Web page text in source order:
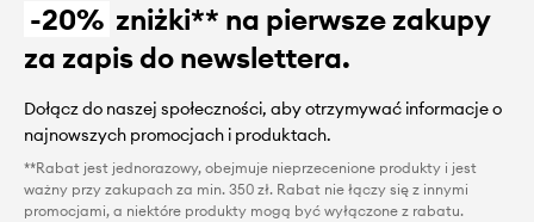
-20% zniżki** na pierwsze zakupy
za zapis do newslettera.
Dołącz do naszej społeczności, aby otrzymywać informacje o
najnowszych promocjach i produktach.
**Rabat jest jednorazowy, obejmuje nieprzecenione produkty i jest
ważny przy zakupach za min. 350 zł. Rabat nie łączy się z innymi
promocjami, a niektóre produkty mogą być wyłączone z rabatu.